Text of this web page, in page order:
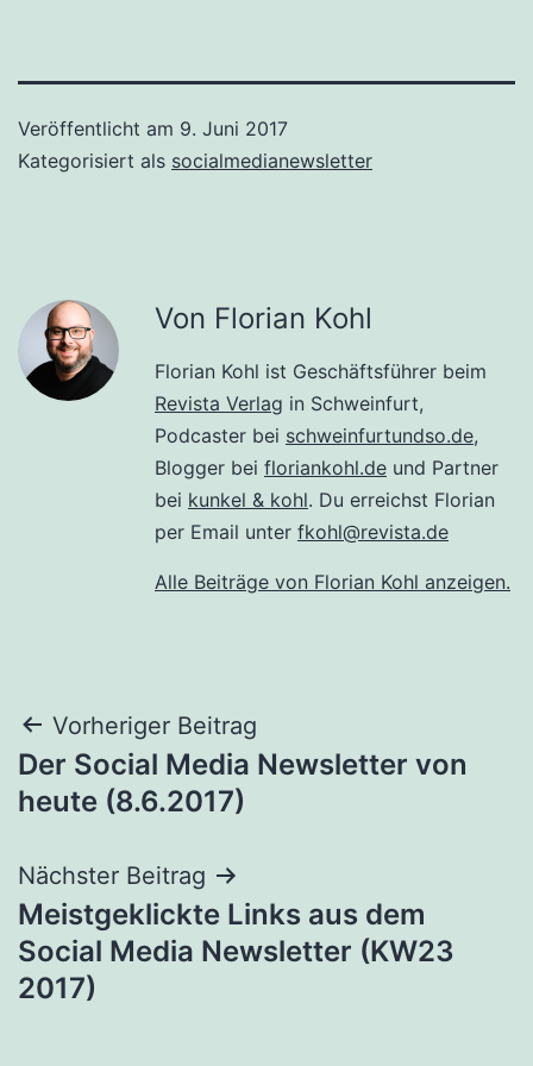
Veröffentlicht am 9. Juni 2017
Kategorisiert als socialmedianewsletter
Von Florian Kohl
Florian Kohl ist Geschäftsführer beim
Revista Verlag in Schweinfurt,
Podcaster bei schweinfurtundso.de,
Blogger bei floriankohl.de und Partner
bei kunkel & kohl. Du erreichst Florian
per Email unter fkohl@revista.de
Alle Beiträge von Florian Kohl anzeigen.
Beitragsnavigation
Vorheriger Beitrag
Der Social Media Newsletter von
heute (8.6.2017)
Nächster Beitrag
Meistgeklickte Links aus dem
Social Media Newsletter (KW23
2017)